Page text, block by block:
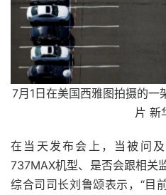
7月1日在美国西雅图拍摄的
片 新
在当天发布会上，当被问
737MAX机型、是否会跟相关
综合司司长刘鲁颂表示，“目